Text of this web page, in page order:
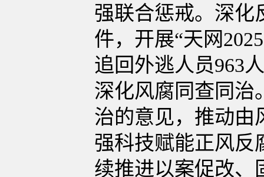
强联合惩戒。深化
件，开展“天网
追回外逃人员963
深化风腐同查同治
治的意见，推动由
强科技赋能正风反
续推进以案促改、